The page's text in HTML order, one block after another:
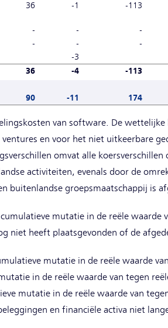
36 -1 -113
- - -
- - -
-3
36 -4 -113
90 -11 174
van software. De wettelijke
en voor het niet uitkeerbare
omvat alle
activiteiten, evenals door de
buitenlandse groepsmaatschappij is
mutatie in de reële waarde
niet heeft plaatsgevonden of de
mutatie in de reële waarde
in de reële waarde van tegen
mutatie in de reële waarde van
en financiële activa niet